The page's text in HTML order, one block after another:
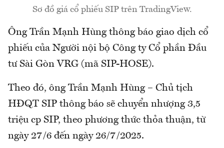
Sơ đồ giá cổ phiếu SIP trên TradingView.
Ông Trần Mạnh Hùng thông báo giao dịch cổ
phiếu của Người nội bộ Công ty Cổ phần Đầu
tư Sài Gòn VRG (mã SIP-HOSE).
Theo đó, ông Trần Mạnh Hùng – Chủ tịch
HĐQT SIP thông báo sẽ chuyển nhượng 3,5
triệu cp SIP, theo phương thức thỏa thuận, từ
ngày 27/6 đến ngày 26/7/2025.